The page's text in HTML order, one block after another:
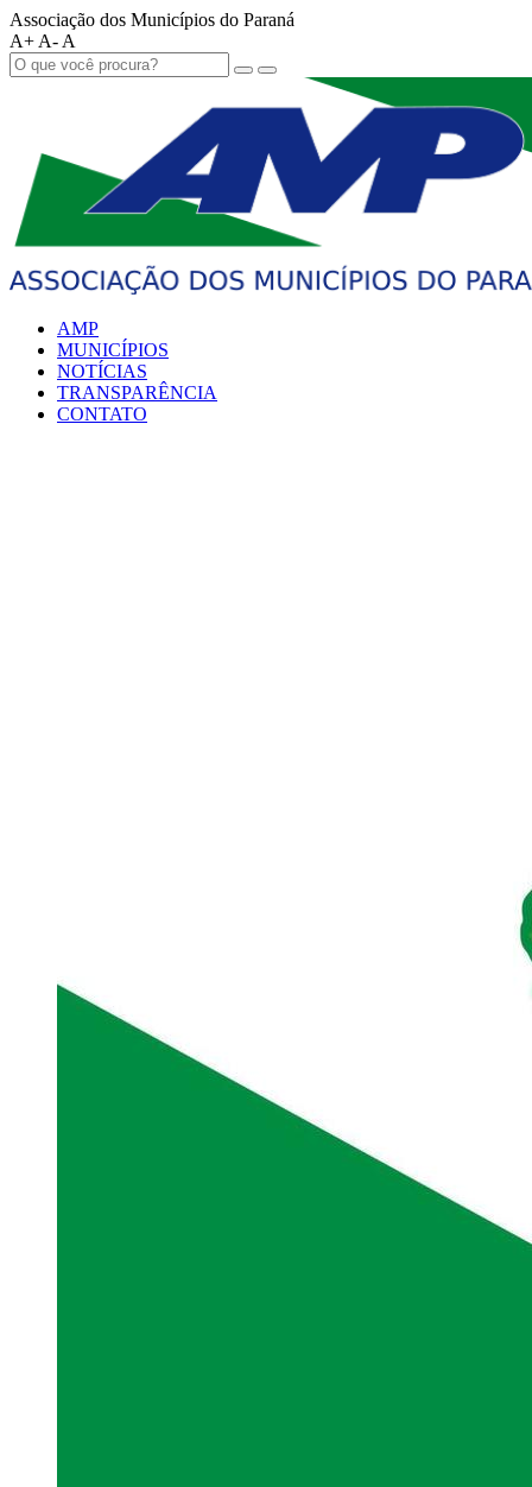
Associação dos Municípios do Paraná
A+ A- A
AMP
MUNICÍPIOS
NOTÍCIAS
TRANSPARÊNCIA
CONTATO